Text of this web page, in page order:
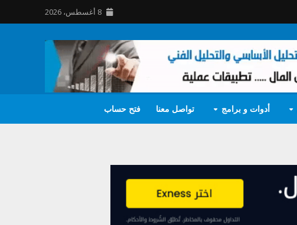
8 أغسطس، 2026
أدوات و برامج تواصل معنا فتح حساب